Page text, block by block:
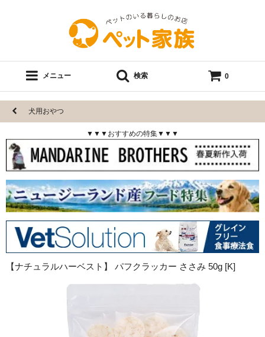
メニュー 検索 0
犬用おやつ
▼▼▼おすすめの特集▼▼▼
【ナチュラルハーベスト】 パフクラッカー ささみ 50g [K]